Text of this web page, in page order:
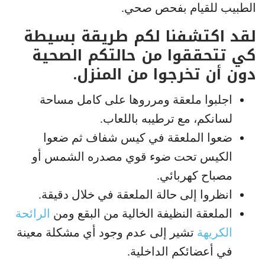
الطبيب للقيام بفحص صحي.
لقد اكتشفنا لكم طريقة بسيطة
كي تتحققوا من حالتكم الصحية
دون أن تخرجوا من المنزل.
اجلبوا ملعقة ومرروها على كامل مساحة
لسانكم، مع ترطيبه باللعاب.
ضعوا الملعقة في كيس شفاف ثم ضعوا
الكيس تحت ضوء قوي مصدره الشمس أو
مصباح كهربائي.
انظروا إلى حالة الملعقة في خلال دقيقة.
الملعقة النظيفة الخالية من البقع ومن الرائحة
الكريهة تشير إلى عدم وجود أي مشكلة معينة
في أعضائكم الداخلية.